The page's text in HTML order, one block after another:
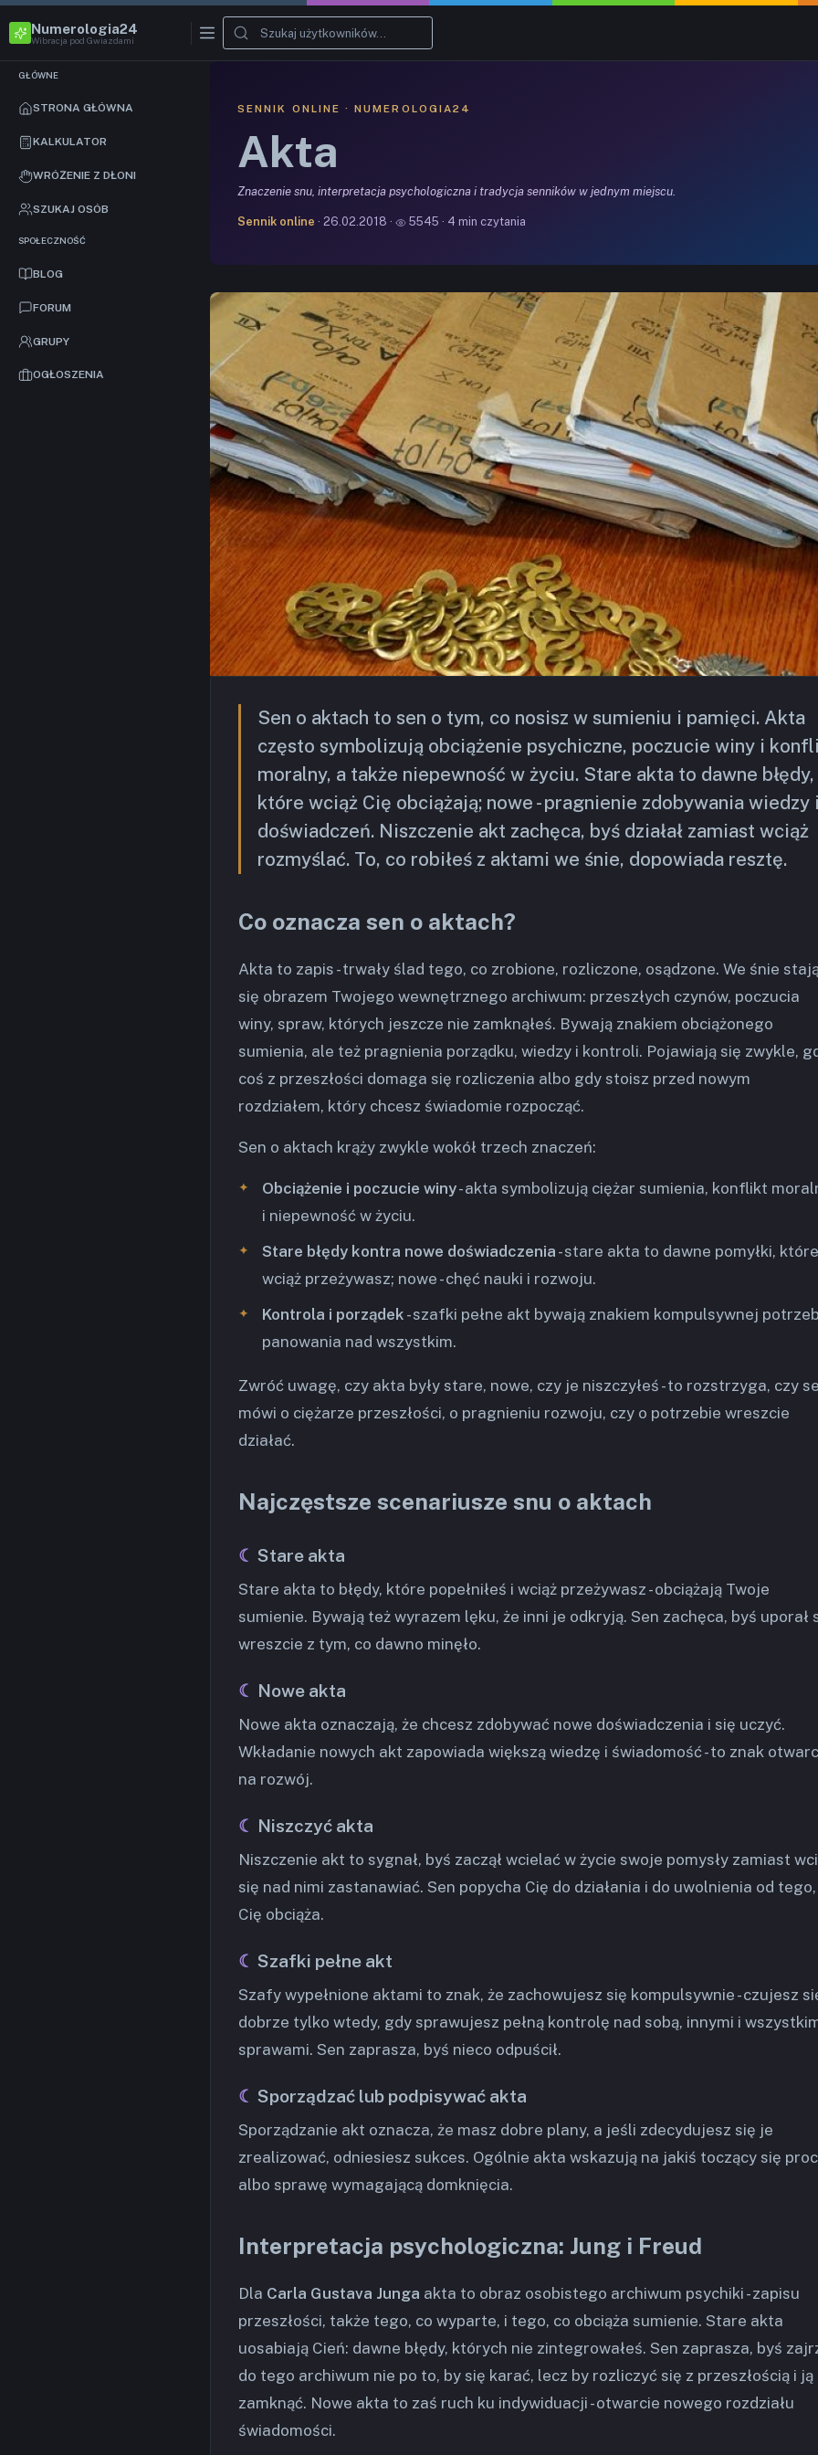
GŁÓWNE
STRONA GŁÓWNA
KALKULATOR
WRÓŻENIE Z DŁONI
SZUKAJ OSÓB
SPOŁECZNOŚĆ
BLOG
FORUM
GRUPY
OGŁOSZENIA
Numerologia24
Wibracja pod Gwiazdami
SENNIK ONLINE · NUMEROLOGIA24
Akta
Znaczenie snu, interpretacja psychologiczna i tradycja senników w jednym miejscu.
Sennik online · 26.02.2018 · 5545 · 4 min czytania
Sen o aktach to sen o tym, co nosisz w sumieniu i pamięci. Akta
często symbolizują obciążenie psychiczne, poczucie winy i
moralny, a także niepewność w życiu. Stare akta to dawne błędy,
które wciąż Cię obciążają; nowe - pragnienie zdobywania wiedzy i
doświadczeń. Niszczenie akt zachęca, byś działał zamiast wciąż
rozmyślać. To, co robiłeś z aktami we śnie, dopowiada resztę.
Co oznacza sen o aktach?
Akta to zapis - trwały ślad tego, co zrobione, rozliczone, osądzone. We śnie
się obrazem Twojego wewnętrznego archiwum: przeszłych czynów, poczucia
winy, spraw, których jeszcze nie zamknąłeś. Bywają znakiem obciążonego
sumienia, ale też pragnienia porządku, wiedzy i kontroli. Pojawiają się zwykle,
coś z przeszłości domaga się rozliczenia albo gdy stoisz przed nowym
rozdziałem, który chcesz świadomie rozpocząć.
Sen o aktach krąży zwykle wokół trzech znaczeń:
Obciążenie i poczucie winy- akta symbolizują ciężar sumienia, konflikt
i niepewność w życiu.
Stare błędy kontra nowe doświadczenia - stare akta to dawne pomyłki, które
wciąż przeżywasz; nowe - chęć nauki i rozwoju.
Kontrola i porządek - szafki pełne akt bywają znakiem kompulsywnej
panowania nad wszystkim.
Zwróć uwagę, czy akta były stare, nowe, czy je niszczyłeś - to rozstrzyga, czy
mówi o ciężarze przeszłości, o pragnieniu rozwoju, czy o potrzebie wreszcie
działać.
Najczęstsze scenariusze snu o aktach
Stare akta
Stare akta to błędy, które popełniłeś i wciąż przeżywasz - obciążają Twoje
sumienie. Bywają też wyrazem lęku, że inni je odkryją. Sen zachęca, byś uporał
wreszcie z tym, co dawno minęło.
Nowe akta
Nowe akta oznaczają, że chcesz zdobywać nowe doświadczenia i się uczyć.
Wkładanie nowych akt zapowiada większą wiedzę i świadomość - to znak
na rozwój.
Niszczyć akta
Niszczenie akt to sygnał, byś zaczął wcielać w życie swoje pomysły zamiast
się nad nimi zastanawiać. Sen popycha Cię do działania i do uwolnienia od
Cię obciąża.
Szafki pełne akt
Szafy wypełnione aktami to znak, że zachowujesz się kompulsywnie - czujesz
dobrze tylko wtedy, gdy sprawujesz pełną kontrolę nad sobą, innymi i
sprawami. Sen zaprasza, byś nieco odpuścił.
Sporządzać lub podpisywać akta
Sporządzanie akt oznacza, że masz dobre plany, a jeśli zdecydujesz się je
zrealizować, odniesiesz sukces. Ogólnie akta wskazują na jakiś toczący się
albo sprawę wymagającą domknięcia.
Interpretacja psychologiczna: Jung i Freud
Dla Carla Gustava Junga akta to obraz osobistego archiwum psychiki - zapisu
przeszłości, także tego, co wyparte, i tego, co obciąża sumienie. Stare akta
uosabiają Cień: dawne błędy, których nie zintegrowałeś. Sen zaprasza, byś
do tego archiwum nie po to, by się karać, lecz by rozliczyć się z przeszłością i ją
zamknąć. Nowe akta to zaś ruch ku indywiduacji - otwarcie nowego rozdziału
świadomości.